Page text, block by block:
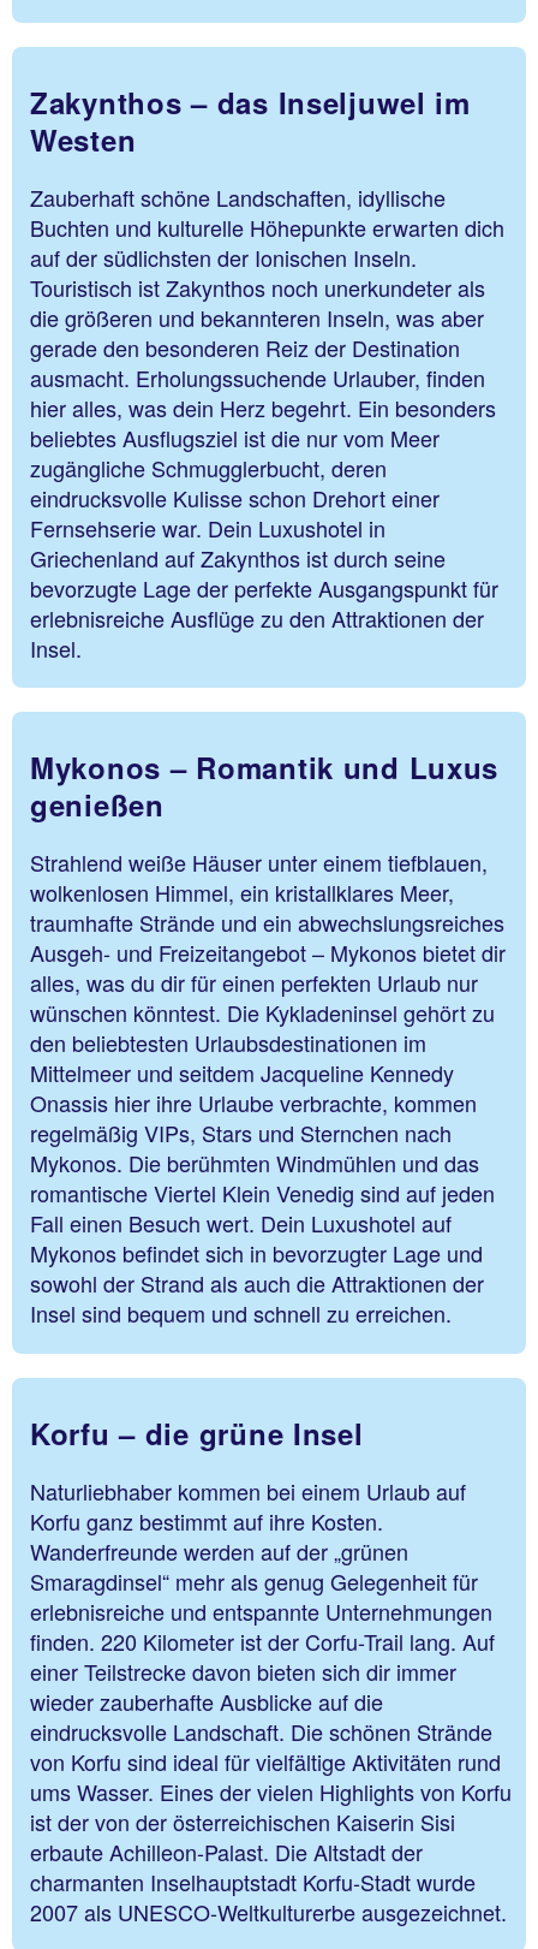
Zakynthos – das Inseljuwel im
Westen
Zauberhaft schöne Landschaften, idyllische
Buchten und kulturelle Höhepunkte erwarten dich
auf der südlichsten der Ionischen Inseln.
Touristisch ist Zakynthos noch unerkundeter als
die größeren und bekannteren Inseln, was aber
gerade den besonderen Reiz der Destination
ausmacht. Erholungssuchende Urlauber, finden
hier alles, was dein Herz begehrt. Ein besonders
beliebtes Ausflugsziel ist die nur vom Meer
zugängliche Schmugglerbucht, deren
eindrucksvolle Kulisse schon Drehort einer
Fernsehserie war. Dein Luxushotel in
Griechenland auf Zakynthos ist durch seine
bevorzugte Lage der perfekte Ausgangspunkt für
erlebnisreiche Ausflüge zu den Attraktionen der
Insel.
Mykonos – Romantik und Luxus
genießen
Strahlend weiße Häuser unter einem tiefblauen,
wolkenlosen Himmel, ein kristallklares Meer,
traumhafte Strände und ein abwechslungsreiches
Ausgeh- und Freizeitangebot – Mykonos bietet dir
alles, was du dir für einen perfekten Urlaub nur
wünschen könntest. Die Kykladeninsel gehört zu
den beliebtesten Urlaubsdestinationen im
Mittelmeer und seitdem Jacqueline Kennedy
Onassis hier ihre Urlaube verbrachte, kommen
regelmäßig VIPs, Stars und Sternchen nach
Mykonos. Die berühmten Windmühlen und das
romantische Viertel Klein Venedig sind auf jeden
Fall einen Besuch wert. Dein Luxushotel auf
Mykonos befindet sich in bevorzugter Lage und
sowohl der Strand als auch die Attraktionen der
Insel sind bequem und schnell zu erreichen.
Korfu – die grüne Insel
Naturliebhaber kommen bei einem Urlaub auf
Korfu ganz bestimmt auf ihre Kosten.
Wanderfreunde werden auf der „grünen
Smaragdinsel“ mehr als genug Gelegenheit für
erlebnisreiche und entspannte Unternehmungen
finden. 220 Kilometer ist der Corfu-Trail lang. Auf
einer Teilstrecke davon bieten sich dir immer
wieder zauberhafte Ausblicke auf die
eindrucksvolle Landschaft. Die schönen Strände
von Korfu sind ideal für vielfältige Aktivitäten rund
ums Wasser. Eines der vielen Highlights von Korfu
ist der von der österreichischen Kaiserin Sisi
erbaute Achilleon-Palast. Die Altstadt der
charmanten Inselhauptstadt Korfu-Stadt wurde
2007 als UNESCO-Weltkulturerbe ausgezeichnet.